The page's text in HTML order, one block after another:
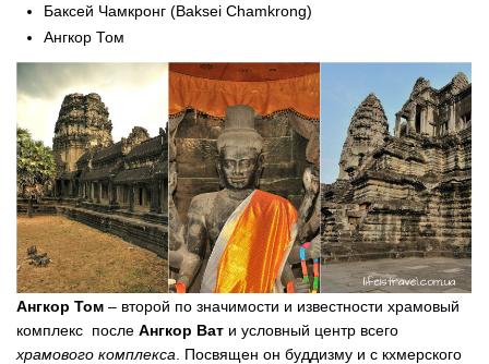
Баксей Чамкронг (Baksei Chamkrong)
Ангкор Том
Ангкор Том – второй по значимости и известности храмовый
комплекс после Ангкор Ват и условный центр всего
храмового комплекса . Посвящен он буддизму и с кхмерского